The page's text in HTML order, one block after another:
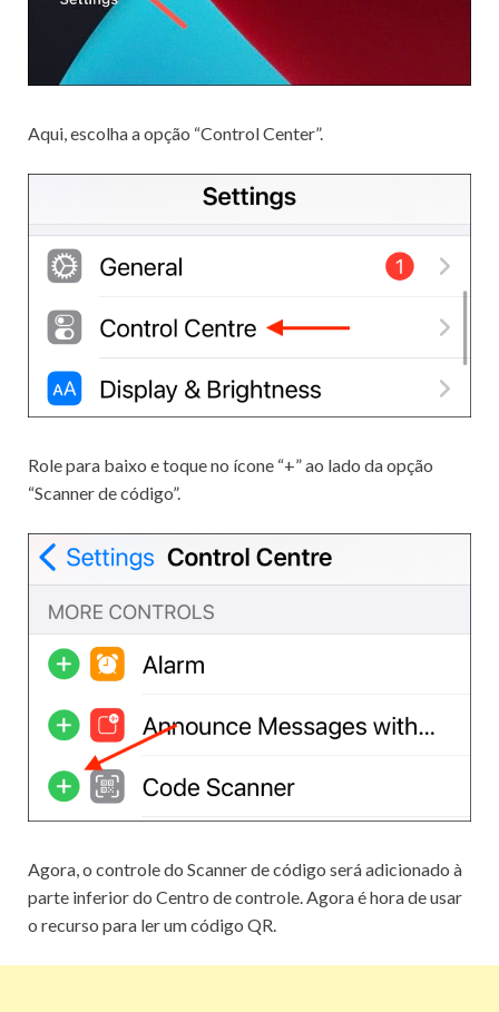
Aqui, escolha a opção “Control Center”.
Role para baixo e toque no ícone “+” ao lado da opção
“Scanner de código”.
Agora, o controle do Scanner de código será adicionado à
parte inferior do Centro de controle. Agora é hora de usar
o recurso para ler um código QR.